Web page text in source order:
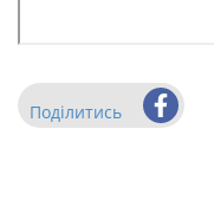
Поділитись